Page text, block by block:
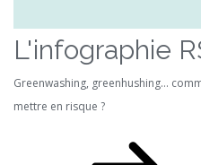
L'infographie
Greenwashing, greenhushing…
mettre en risque ?